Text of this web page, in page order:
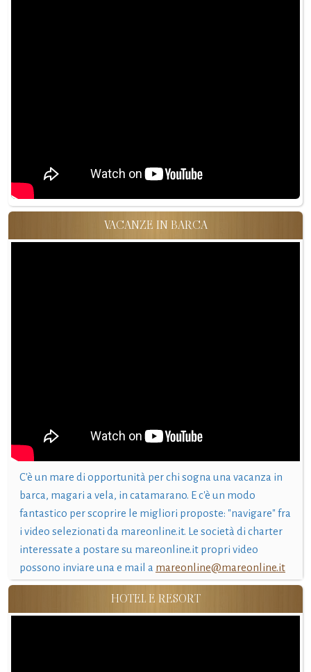
VACANZE IN BARCA
C'è un mare di opportunità per chi sogna una vacanza in
barca, magari a vela, in catamarano. E c'è un modo
fantastico per scoprire le migliori proposte: "navigare" fra
i video selezionati da mareonline.it. Le società di charter
interessate a postare su mareonline.it propri video
possono inviare una e mail a mareonline@mareonline.it
HOTEL E RESORT